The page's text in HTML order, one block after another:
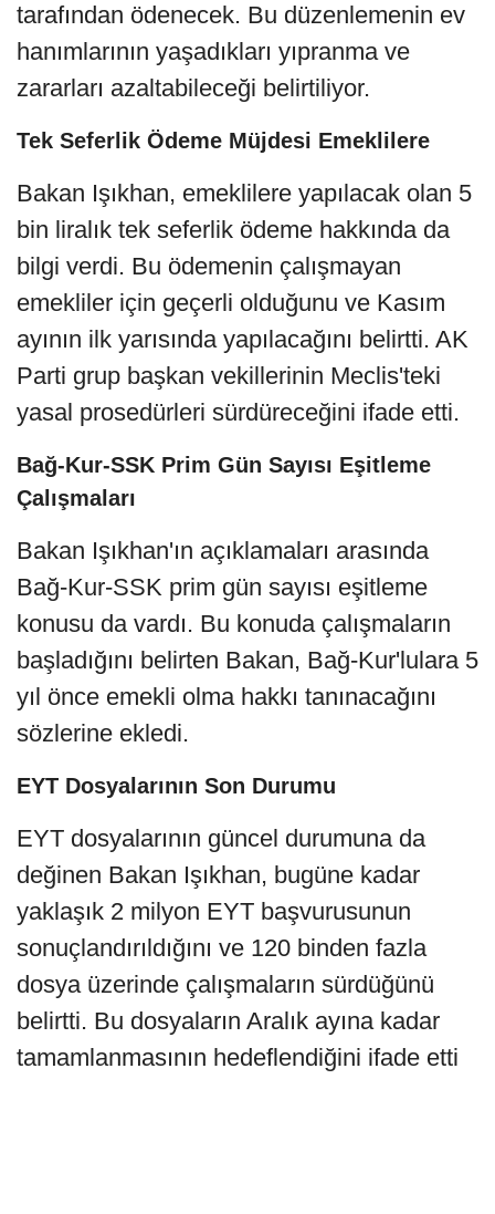
tarafından ödenecek. Bu düzenlemenin ev
hanımlarının yaşadıkları yıpranma ve
zararları azaltabileceği belirtiliyor.
Tek Seferlik Ödeme Müjdesi Emeklilere
Bakan Işıkhan, emeklilere yapılacak olan 5
bin liralık tek seferlik ödeme hakkında da
bilgi verdi. Bu ödemenin çalışmayan
emekliler için geçerli olduğunu ve Kasım
ayının ilk yarısında yapılacağını belirtti. AK
Parti grup başkan vekillerinin Meclis'teki
yasal prosedürleri sürdüreceğini ifade etti.
Bağ-Kur-SSK Prim Gün Sayısı Eşitleme
Çalışmaları
Bakan Işıkhan'ın açıklamaları arasında
Bağ-Kur-SSK prim gün sayısı eşitleme
konusu da vardı. Bu konuda çalışmaların
başladığını belirten Bakan, Bağ-Kur'lulara 5
yıl önce emekli olma hakkı tanınacağını
sözlerine ekledi.
EYT Dosyalarının Son Durumu
EYT dosyalarının güncel durumuna da
değinen Bakan Işıkhan, bugüne kadar
yaklaşık 2 milyon EYT başvurusunun
sonuçlandırıldığını ve 120 binden fazla
dosya üzerinde çalışmaların sürdüğünü
belirtti. Bu dosyaların Aralık ayına kadar
tamamlanmasının hedeflendiğini ifade etti